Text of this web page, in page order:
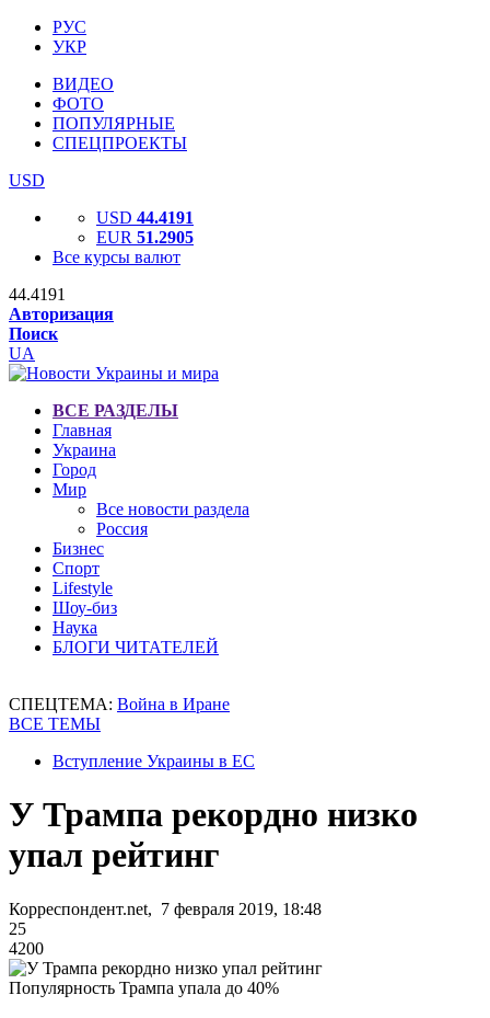
РУС
УКР
ВИДЕО
ФОТО
ПОПУЛЯРНЫЕ
СПЕЦПРОЕКТЫ
USD
USD 44.4191
EUR 51.2905
Все курсы валют
44.4191
Авторизация
Поиск
UA
ВСЕ РАЗДЕЛЫ
Главная
Украина
Город
Мир
Все новости раздела
Россия
Бизнес
Спорт
Lifestyle
Шоу-биз
Наука
БЛОГИ ЧИТАТЕЛЕЙ
СПЕЦТЕМА: Война в Иране
ВСЕ ТЕМЫ
Вступление Украины в ЕС
У Трампа рекордно низко
упал рейтинг
Корреспондент.net, 7 февраля 2019, 18:48
25
4200
Популярность Трампа упала до 40%